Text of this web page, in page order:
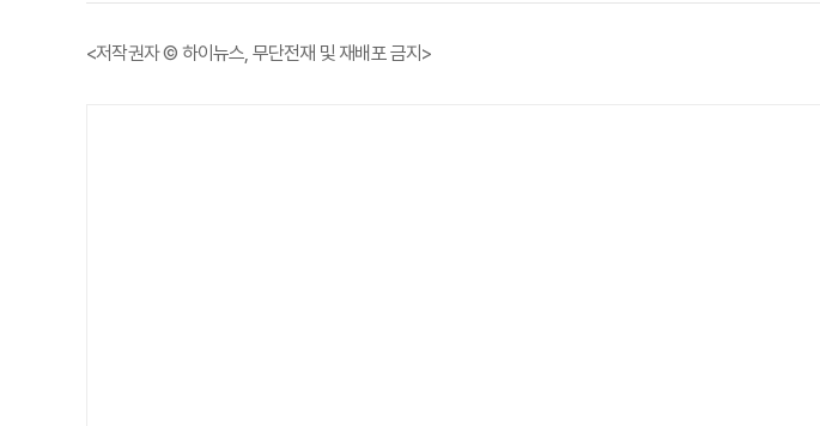
<저작권자 © 하이뉴스, 무단전재 및 재배포 금지>